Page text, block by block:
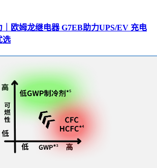
欧姆龙继电器 G7EB助力UPS/EV 充电
选